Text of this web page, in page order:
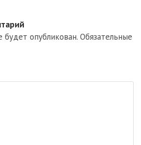
опубликован. Обязательные